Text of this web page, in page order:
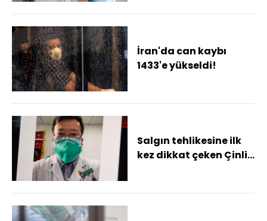
İran'da can kaybı
1433'e yükseldi!
Salgın tehlikesine ilk
kez dikkat çeken Çinli